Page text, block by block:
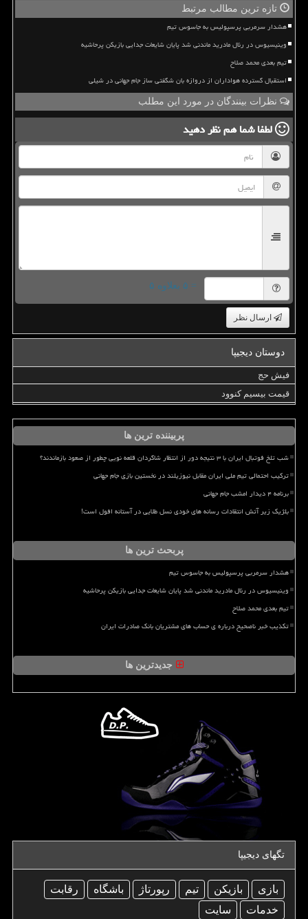
تازه ترین مطالب مرتبط
هشدار سرمربی پرسپولیس به جاسوس تیم
وینیسیوس در رئال مادرید ماندنی شد پایان شایعات جدایی بازیکن پرحاشیه
تیم بعدی محمد صلاح
استقبال گسترده هواداران از دروازه بان شگفتی ساز جام جهانی در شیلی
نظرات بینندگان در مورد این مطلب
لطفا شما همنظر دهید
= ۵ بعلاوه ۵
ارسال نظر
دوستان دیجیپا
فیش حج
قیمت بیسیم کنوود
پربیننده ترین ها
شب تلخ فوتبال ایران با ۳ نتیجه دور از انتظار شاگردان قلعه نویی چطور از صعود بازماندند؟
ترکیب احتمالی تیم ملی ایران مقابل نیوزیلند در نخستین بازی جام جهانی
برنامه ۴ دیدار امشب جام جهانی
بلژیک زیر آتش انتقادات رسانه های خودی نسل طلایی در آستانه افول است!
پربحث ترین ها
هشدار سرمربی پرسپولیس به جاسوس تیم
وینیسیوس در رئال مادرید ماندنی شد پایان شایعات جدایی بازیکن پرحاشیه
تیم بعدی محمد صلاح
تکذیب خبر ناصحیح درباره ی حساب های مشتریان بانک صادرات ایران
جدیدترین ها
تگهای دیجیپا
بازی بازیكن تیم رپورتاژ باشگاه
رقابت
خدمات
سایت